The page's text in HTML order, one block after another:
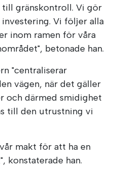
gränskontroll. Vi gör
Vi följer alla
inom ramen för våra
betonade han.
"centraliserar
vägen, när det gäller
och därmed smidighet
till den utrustning vi
makt för att ha en
konstaterade han.